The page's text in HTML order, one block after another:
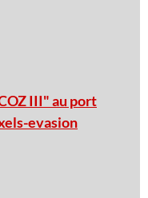
III" au port
evasion